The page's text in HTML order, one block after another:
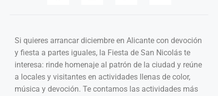
Si quieres arrancar diciembre en Alicante con devoción
y fiesta a partes iguales, la Fiesta de San Nicolás te
interesa: rinde homenaje al patrón de la ciudad y reúne
a locales y visitantes en actividades llenas de color,
música y devoción. Te contamos las actividades más